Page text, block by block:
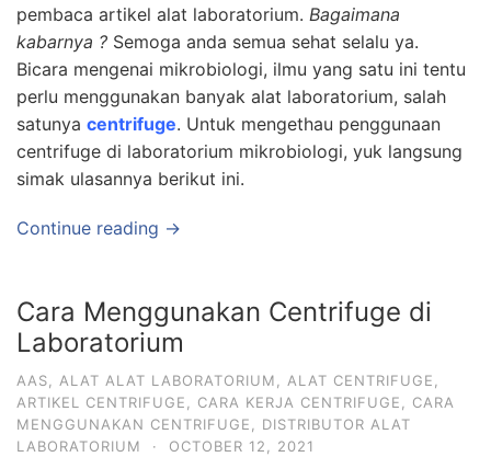
pembaca artikel alat laboratorium. Bagaimana
kabarnya ? Semoga anda semua sehat selalu ya.
Bicara mengenai mikrobiologi, ilmu yang satu ini tentu
perlu menggunakan banyak alat laboratorium, salah
satunya centrifuge. Untuk mengethau penggunaan
centrifuge di laboratorium mikrobiologi, yuk langsung
simak ulasannya berikut ini.
Continue reading →
Cara Menggunakan Centrifuge di
Laboratorium
AAS ALAT ALAT LABORATORIUM ALAT CENTRIFUGE
ARTIKEL CENTRIFUGE
CARA KERJA CENTRIFUGE
CARA
MENGGUNAKAN CENTRIFUGE
DISTRIBUTOR ALAT
LABORATORIUM
· OCTOBER 12, 2021